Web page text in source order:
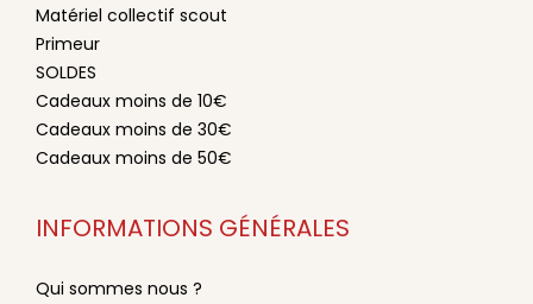
Matériel collectif scout
Primeur
SOLDES
Cadeaux moins de 10€
Cadeaux moins de 30€
Cadeaux moins de 50€
INFORMATIONS GÉNÉRALES
Qui sommes nous ?